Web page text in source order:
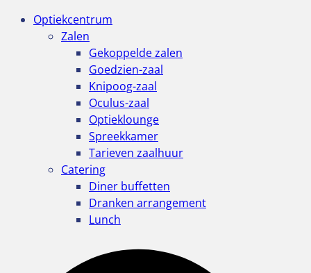
Optiekcentrum
Zalen
Gekoppelde zalen
Goedzien-zaal
Knipoog-zaal
Oculus-zaal
Optieklounge
Spreekkamer
Tarieven zaalhuur
Catering
Diner buffetten
Dranken arrangement
Lunch